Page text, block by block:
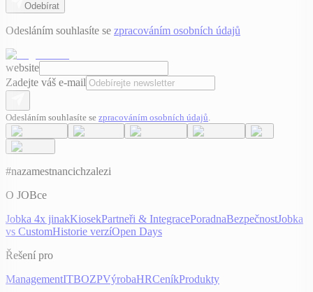
Odebírat
Odesláním souhlasíte se zpracováním osobních údajů
website
Zadejte váš e-mail
Odesláním souhlasíte se zpracováním osobních údajů.
#nazamestnancichzalezi
O JOBce
Jobka 4x jinakKiosekPartneři & IntegracePoradnaBezpečnostJobka
vs CustomHistorie verzíOpen Days
Řešení pro
ManagementITBOZPVýrobaHRCeníkProdukty